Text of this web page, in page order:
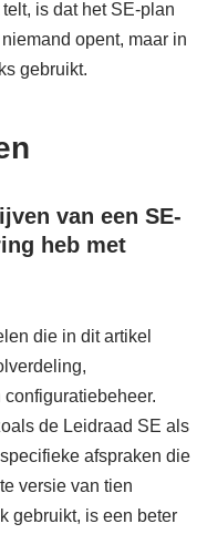
is dat het SE-plan
opent, maar in
gebruikt.
van een SE-
heb met
die in dit artikel
de Leidraad SE als
afspraken die
versie van tien
gebruikt, is een beter